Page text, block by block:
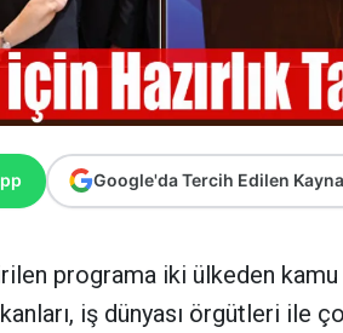
Google'da Tercih Edilen
programa iki ülkeden kamu
iş dünyası örgütleri ile